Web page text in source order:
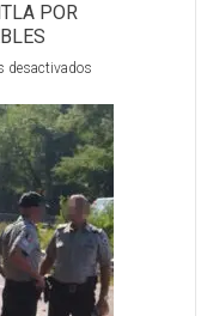
POR
desactivadosen
EN
SANTIAGO
IXCUINTLA
POR
AMENAZAS
Y
DESPOJO
DE
INMUEBLES